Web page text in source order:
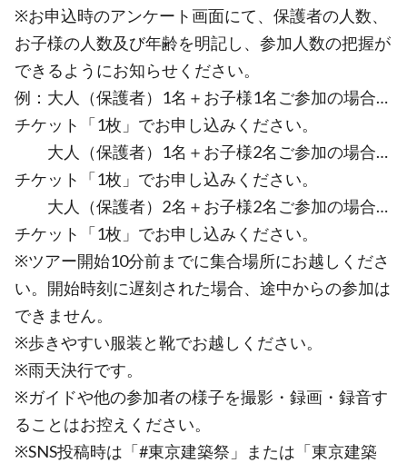
※お申込時のアンケート画面にて、保護者の人数、
お子様の人数及び年齢を明記し、参加人数の把握が
できるようにお知らせください。
例：大人（保護者）1名＋お子様1名ご参加の場合…
チケット「1枚」でお申し込みください。
大人（保護者）1名＋お子様2名ご参加の場合…
チケット「1枚」でお申し込みください。
大人（保護者）2名＋お子様2名ご参加の場合…
チケット「1枚」でお申し込みください。
※ツアー開始10分前までに集合場所にお越しくださ
い。開始時刻に遅刻された場合、途中からの参加は
できません。
※歩きやすい服装と靴でお越しください。
※雨天決行です。
※ガイドや他の参加者の様子を撮影・録画・録音す
ることはお控えください。
※SNS投稿時は「#東京建築祭」または「東京建築